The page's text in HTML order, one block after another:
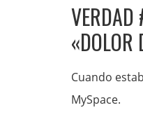
VERDAD
«DOLOR
Cuando
MySpace.